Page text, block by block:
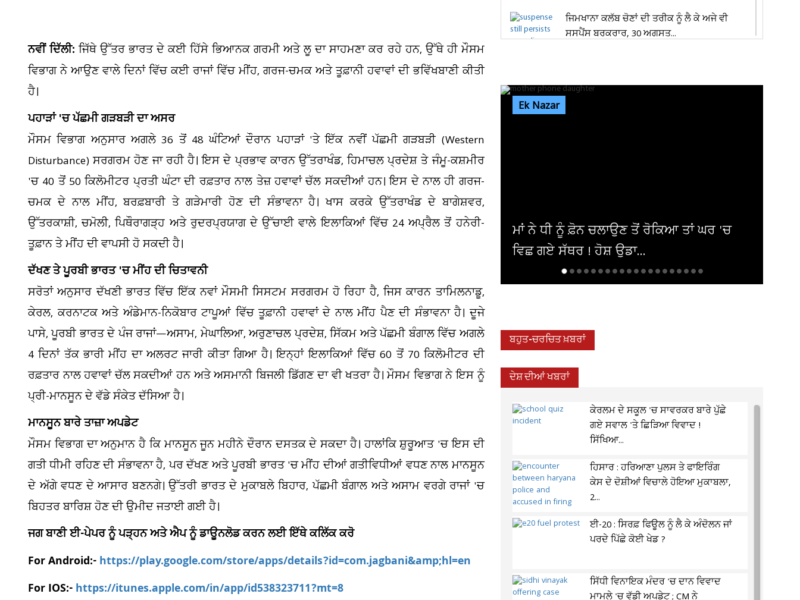
ਨਵੀਂ ਦਿੱਲੀ: ਜਿੱਥੇ ਉੱਤਰ ਭਾਰਤ ਦੇ ਕਈ ਹਿੱਸੇ ਭਿਆਨਕ ਗਰਮੀ ਅਤੇ ਲੂ ਦਾ ਸਾਹਮਣਾ ਕਰ ਰਹੇ ਹਨ, ਉੱਥੇ ਹੀ ਮੌਸਮ
ਵਿਭਾਗ ਨੇ ਆਉਣ ਵਾਲੇ ਦਿਨਾਂ ਵਿੱਚ ਕਈ ਰਾਜਾਂ ਵਿੱਚ ਮੀਂਹ, ਗਰਜ-ਚਮਕ ਅਤੇ ਤੂਫ਼ਾਨੀ ਹਵਾਵਾਂ ਦੀ ਭਵਿੱਖਬਾਣੀ ਕੀਤੀ
ਹੈ।
ਪਹਾੜਾਂ 'ਚ ਪੱਛਮੀ ਗੜਬੜੀ ਦਾ ਅਸਰ
ਮੌਸਮ ਵਿਭਾਗ ਅਨੁਸਾਰ ਅਗਲੇ 36 ਤੋਂ 48 ਘੰਟਿਆਂ ਦੌਰਾਨ ਪਹਾੜਾਂ 'ਤੇ ਇੱਕ ਨਵੀਂ ਪੱਛਮੀ ਗੜਬੜੀ (Western
Disturbance) ਸਰਗਰਮ ਹੋਣ ਜਾ ਰਹੀ ਹੈ। ਇਸ ਦੇ ਪ੍ਰਭਾਵ ਕਾਰਨ ਉੱਤਰਾਖੰਡ, ਹਿਮਾਚਲ ਪ੍ਰਦੇਸ਼ ਤੇ ਜੰਮੂ-ਕਸ਼ਮੀਰ
'ਚ 40 ਤੋਂ 50 ਕਿਲੋਮੀਟਰ ਪ੍ਰਤੀ ਘੰਟਾ ਦੀ ਰਫ਼ਤਾਰ ਨਾਲ ਤੇਜ਼ ਹਵਾਵਾਂ ਚੱਲ ਸਕਦੀਆਂ ਹਨ। ਇਸ ਦੇ ਨਾਲ ਹੀ ਗਰਜ-
ਚਮਕ ਦੇ ਨਾਲ ਮੀਂਹ, ਬਰਫ਼ਬਾਰੀ ਤੇ ਗੜੇਮਾਰੀ ਹੋਣ ਦੀ ਸੰਭਾਵਨਾ ਹੈ। ਖਾਸ ਕਰਕੇ ਉੱਤਰਾਖੰਡ ਦੇ ਬਾਗੇਸ਼ਵਰ,
ਉੱਤਰਕਾਸ਼ੀ, ਚਮੋਲੀ, ਪਿਥੌਰਾਗੜ੍ਹ ਅਤੇ ਰੁਦਰਪ੍ਰਯਾਗ ਦੇ ਉੱਚਾਈ ਵਾਲੇ ਇਲਾਕਿਆਂ ਵਿੱਚ 24 ਅਪ੍ਰੈਲ ਤੋਂ ਹਨੇਰੀ-
ਤੂਫ਼ਾਨ ਤੇ ਮੀਂਹ ਦੀ ਵਾਪਸੀ ਹੋ ਸਕਦੀ ਹੈ।
ਦੱਖਣ ਤੇ ਪੂਰਬੀ ਭਾਰਤ 'ਚ ਮੀਂਹ ਦੀ ਚਿਤਾਵਨੀ
ਸਰੋਤਾਂ ਅਨੁਸਾਰ ਦੱਖਣੀ ਭਾਰਤ ਵਿੱਚ ਇੱਕ ਨਵਾਂ ਮੌਸਮੀ ਸਿਸਟਮ ਸਰਗਰਮ ਹੋ ਰਿਹਾ ਹੈ, ਜਿਸ ਕਾਰਨ ਤਾਮਿਲਨਾਡੂ,
ਕੇਰਲ, ਕਰਨਾਟਕ ਅਤੇ ਅੰਡੇਮਾਨ-ਨਿਕੋਬਾਰ ਟਾਪੂਆਂ ਵਿੱਚ ਤੂਫ਼ਾਨੀ ਹਵਾਵਾਂ ਦੇ ਨਾਲ ਮੀਂਹ ਪੈਣ ਦੀ ਸੰਭਾਵਨਾ ਹੈ। ਦੂਜੇ
ਪਾਸੇ, ਪੂਰਬੀ ਭਾਰਤ ਦੇ ਪੰਜ ਰਾਜਾਂ—ਅਸਾਮ, ਮੇਘਾਲਿਆ, ਅਰੁਣਾਚਲ ਪ੍ਰਦੇਸ਼, ਸਿੱਕਮ ਅਤੇ ਪੱਛਮੀ ਬੰਗਾਲ ਵਿੱਚ ਅਗਲੇ
4 ਦਿਨਾਂ ਤੱਕ ਭਾਰੀ ਮੀਂਹ ਦਾ ਅਲਰਟ ਜਾਰੀ ਕੀਤਾ ਗਿਆ ਹੈ। ਇਨ੍ਹਾਂ ਇਲਾਕਿਆਂ ਵਿੱਚ 60 ਤੋਂ 70 ਕਿਲੋਮੀਟਰ ਦੀ
ਰਫ਼ਤਾਰ ਨਾਲ ਹਵਾਵਾਂ ਚੱਲ ਸਕਦੀਆਂ ਹਨ ਅਤੇ ਅਸਮਾਨੀ ਬਿਜਲੀ ਡਿੱਗਣ ਦਾ ਵੀ ਖਤਰਾ ਹੈ। ਮੌਸਮ ਵਿਭਾਗ ਨੇ ਇਸ ਨੂੰ
ਪ੍ਰੀ-ਮਾਨਸੂਨ ਦੇ ਵੱਡੇ ਸੰਕੇਤ ਦੱਸਿਆ ਹੈ।
ਮਾਨਸੂਨ ਬਾਰੇ ਤਾਜ਼ਾ ਅਪਡੇਟ
ਮੌਸਮ ਵਿਭਾਗ ਦਾ ਅਨੁਮਾਨ ਹੈ ਕਿ ਮਾਨਸੂਨ ਜੂਨ ਮਹੀਨੇ ਦੌਰਾਨ ਦਸਤਕ ਦੇ ਸਕਦਾ ਹੈ। ਹਾਲਾਂਕਿ ਸ਼ੁਰੂਆਤ 'ਚ ਇਸ ਦੀ
ਗਤੀ ਧੀਮੀ ਰਹਿਣ ਦੀ ਸੰਭਾਵਨਾ ਹੈ, ਪਰ ਦੱਖਣ ਅਤੇ ਪੂਰਬੀ ਭਾਰਤ 'ਚ ਮੀਂਹ ਦੀਆਂ ਗਤੀਵਿਧੀਆਂ ਵਧਣ ਨਾਲ ਮਾਨਸੂਨ
ਦੇ ਅੱਗੇ ਵਧਣ ਦੇ ਆਸਾਰ ਬਣਨਗੇ। ਉੱਤਰੀ ਭਾਰਤ ਦੇ ਮੁਕਾਬਲੇ ਬਿਹਾਰ, ਪੱਛਮੀ ਬੰਗਾਲ ਅਤੇ ਅਸਾਮ ਵਰਗੇ ਰਾਜਾਂ 'ਚ
ਬਿਹਤਰ ਬਾਰਿਸ਼ ਹੋਣ ਦੀ ਉਮੀਦ ਜਤਾਈ ਗਈ ਹੈ।
ਜਗ ਬਾਣੀ ਈ-ਪੇਪਰ ਨੂੰ ਪੜ੍ਹਨ ਅਤੇ ਐਪ ਨੂੰ ਡਾਊਨਲੋਡ ਕਰਨ ਲਈ ਇੱਥੇ ਕਲਿੱਕ ਕਰੋ
For Android:-https://play.google.com/store/apps/details?id=com.jagbani&amp;hl=en
For IOS:-https://itunes.apple.com/in/app/id538323711?mt=8
ਜਿਮਖਾਨਾ ਕਲੱਬ ਚੋਣਾਂ ਦੀ ਤਰੀਕ ਨੂੰ ਲੈ ਕੇ ਅਜੇ ਵੀ
ਸਸਪੈਂਸ ਬਰਕਰਾਰ, 30 ਅਗਸਤ...
Ek Nazar
9, 10, 11, 12, 13, 14, 15 ਅਗਸਤ ਨੂੰ ਪਵੇਗਾ ਭਾਰੀ
ਮੀਂਹ ! ਮੌਸਮ ਵਿਭਾਗ ਨੇ ਕਰ...
ਬਹੁਤ-ਚਰਚਿਤ ਖ਼ਬਰਾਂ
ਦੇਸ਼ ਦੀਆਂ ਖਬਰਾਂ
ਕੇਰਲਮ ਦੇ ਸਕੂਲ 'ਚ ਸਾਵਰਕਰ ਬਾਰੇ ਪੁੱਛੇ
ਗਏ ਸਵਾਲ 'ਤੇ ਛਿੜਿਆ ਵਿਵਾਦ !
ਸਿੱਖਿਆ...
ਹਿਸਾਰ : ਹਰਿਆਣਾ ਪੁਲਸ ਤੇ ਫਾਇਰਿੰਗ
ਕੇਸ ਦੇ ਦੋਸ਼ੀਆਂ ਵਿਚਾਲੇ ਹੋਇਆ ਮੁਕਾਬਲਾ,
2...
ਈ-20 : ਸਿਰਫ਼ ਫਿਊਲ ਨੂੰ ਲੈ ਕੇ ਅੰਦੋਲਨ ਜਾਂ
ਪਰਦੇ ਪਿੱਛੇ ਕੋਈ ਖੇਡ ?
ਸਿੱਧੀ ਵਿਨਾਇਕ ਮੰਦਰ 'ਚ ਦਾਨ ਵਿਵਾਦ
ਮਾਮਲੇ 'ਚ ਵੱਡੀ ਅਪਡੇਟ ; CM ਨੇ